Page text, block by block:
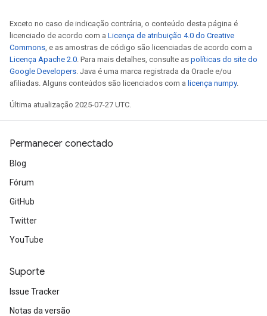
Exceto no caso de indicação contrária, o conteúdo desta página é
licenciado de acordo com a Licença de atribuição 4.0 do Creative
Commons, e as amostras de código são licenciadas de acordo com a
Licença Apache 2.0. Para mais detalhes, consulte as políticas do site do
Google Developers. Java é uma marca registrada da Oracle e/ou
afiliadas. Alguns conteúdos são licenciados com a licença numpy.
Última atualização 2025-07-27 UTC.
Permanecer conectado
Blog
Fórum
GitHub
Twitter
YouTube
Suporte
Issue Tracker
Notas da versão